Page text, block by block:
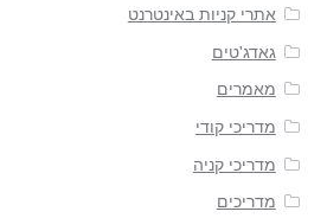
אתרי קניות באינטרנט
גאדג'טים
מאמרים
מדריכי קודי
מדריכי קניה
מדריכים